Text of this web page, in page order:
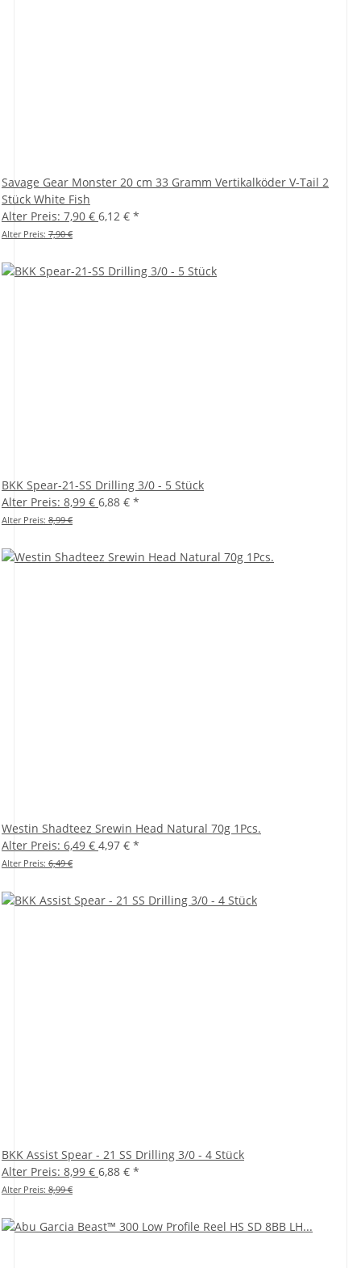
Savage Gear Monster 20 cm 33 Gramm Vertikalköder V-Tail 2
Stück White Fish
Alter Preis: 7,90 € 6,12 € *
Alter Preis: 7,90 €
BKK Spear-21-SS Drilling 3/0 - 5 Stück
Alter Preis: 8,99 € 6,88 € *
Alter Preis: 8,99 €
Westin Shadteez Srewin Head Natural 70g 1Pcs.
Alter Preis: 6,49 € 4,97 € *
Alter Preis: 6,49 €
BKK Assist Spear - 21 SS Drilling 3/0 - 4 Stück
Alter Preis: 8,99 € 6,88 € *
Alter Preis: 8,99 €